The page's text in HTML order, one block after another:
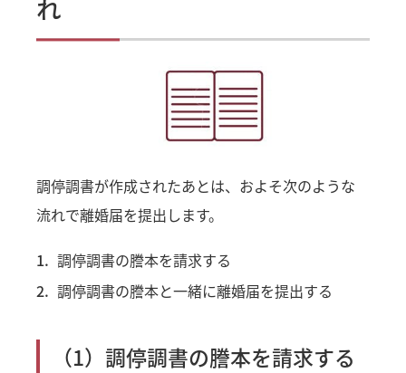
れ
調停調書が作成されたあとは、およそ次のような
流れで離婚届を提出します。
調停調書の謄本を請求する
調停調書の謄本と一緒に離婚届を提出する
（1）調停調書の謄本を請求する